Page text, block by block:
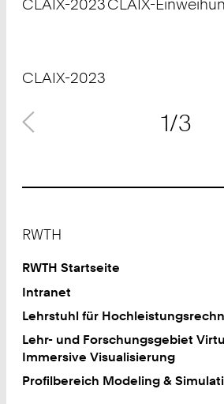
CLAIX-2023CLAIX-
CLAIX-2023
1/3
RWTH
RWTH Startseite
Intranet
Lehrstuhl für
Lehr- und Forschungsgebiet
Immersive Visualisierung
Profilbereich Modeling &